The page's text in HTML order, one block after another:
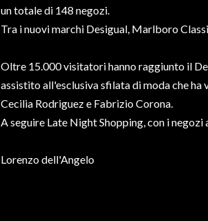
un totale di 148 negozi.
Tra i nuovi marchi Desigual, Marlboro
Oltre 15.000 visitatori hanno raggiunto il
assistito all'esclusiva sfilata di moda che ha
Cecilia Rodriguez e Fabrizio Corona.
A seguire Late Night Shopping, con i
Lorenzo dell'Angelo